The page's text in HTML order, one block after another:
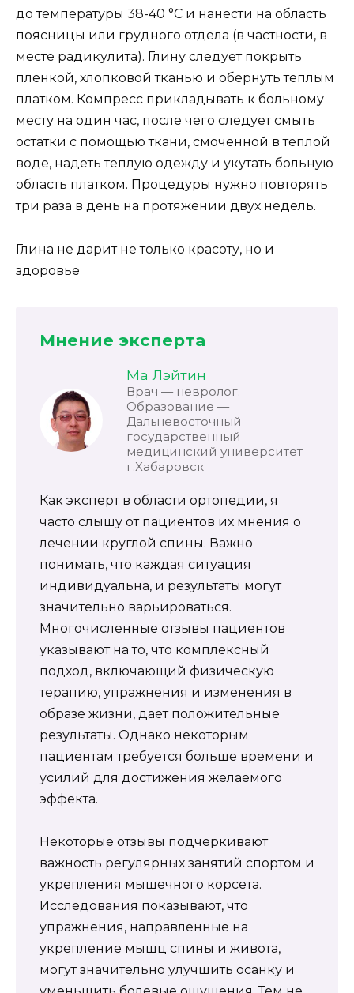
до температуры 38-40 °C и нанести на область
поясницы или грудного отдела (в частности, в
месте радикулита). Глину следует покрыть
пленкой, хлопковой тканью и обернуть теплым
платком. Компресс прикладывать к больному
месту на один час, после чего следует смыть
остатки с помощью ткани, смоченной в теплой
воде, надеть теплую одежду и укутать больную
область платком. Процедуры нужно повторять
три раза в день на протяжении двух недель.
Глина не дарит не только красоту, но и
здоровье
Мнение эксперта
Ма Лэйтин
Врач — невролог.
Образование —
Дальневосточный
государственный
медицинский университет
г.Хабаровск
Как эксперт в области ортопедии, я
часто слышу от пациентов их мнения о
лечении круглой спины. Важно
понимать, что каждая ситуация
индивидуальна, и результаты могут
значительно варьироваться.
Многочисленные отзывы пациентов
указывают на то, что комплексный
подход, включающий физическую
терапию, упражнения и изменения в
образе жизни, дает положительные
результаты. Однако некоторым
пациентам требуется больше времени и
усилий для достижения желаемого
эффекта.
Некоторые отзывы подчеркивают
важность регулярных занятий спортом и
укрепления мышечного корсета.
Исследования показывают, что
упражнения, направленные на
укрепление мышц спины и живота,
могут значительно улучшить осанку и